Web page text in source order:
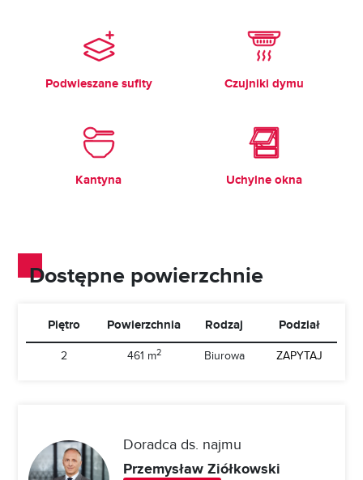
Podwieszane sufity Czujniki dymu
Kantyna Uchylne okna
Dostępne powierzchnie
Piętro Powierzchnia Rodzaj Podział
2 461 m2 Biurowa ZAPYTAJ
Doradca ds. najmu
Przemysław Ziółkowski